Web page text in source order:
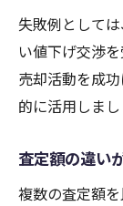
失敗例として
い値下げ交渉
売却活動を成
的に活用しまし
査定額の違い
複数の査定額